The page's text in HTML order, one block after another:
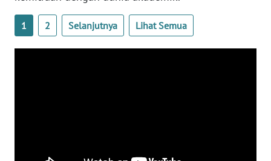
1 2 Selanjutnya Lihat Semua
KALSEL
GORONTALO